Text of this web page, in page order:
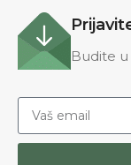
Budite u